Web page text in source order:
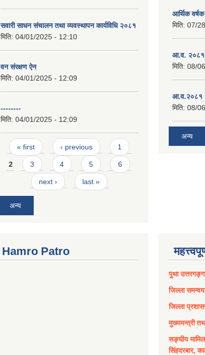
सवारी साधन संचालन तथा व्यवस्थापन कार्यविधि २०८१
मिति: 04/01/2025 - 12:10
वन संरक्षण ऐन
मिति: 04/01/2025 - 12:09
--------
मिति: 04/01/2025 - 12:09
Pages
« first ‹ previous 1
2 3 4 5 6
next › last »
अन्य
आर्थिक
मिति: 07/
आ.व.
मिति: 08/
मिति: 08/
अन्य
Hamro Patro
पुथा
जिल्ला
जिल्ला
मुख्यमन्त्री
सङ्घीय
सिंहदरबार,